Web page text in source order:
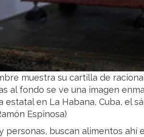
muestra su cartilla de
al fondo se ve una imagen
estatal en La Habana, Cuba, el
Espinosa)
personas, buscan alimentos ahí